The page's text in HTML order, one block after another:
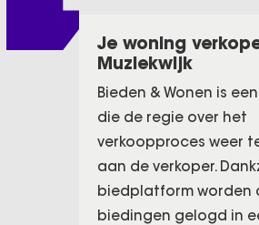
Je woning
Muziekwijk
Bieden & Wonen is
die de regie over het
verkoopproces weer
aan de verkoper.
biedplatform worden
biedingen gelogd in